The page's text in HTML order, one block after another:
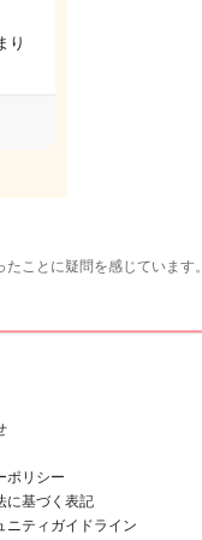
り
ことに疑問を感じています。
ポリシー
に基づく表記
ニティガイドライン